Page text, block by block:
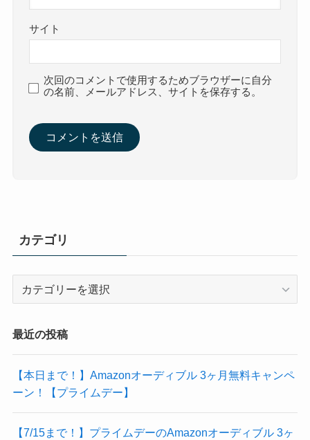
サイト
次回のコメントで使用するためブラウザーに自分
の名前、メールアドレス、サイトを保存する。
カテゴリ
リ
最近の投稿
【本日まで！】Amazonオーディブル 3ヶ月無料キャンペ
ーン！【プライムデー】
【7/15まで！】プライムデーのAmazonオーディブル 3ヶ